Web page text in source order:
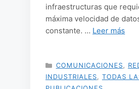
infraestructuras que
máxima velocidad de
constante. … Leer más
CATEGORÍAS
COMUNICACIONES
INDUSTRIALES
TODAS